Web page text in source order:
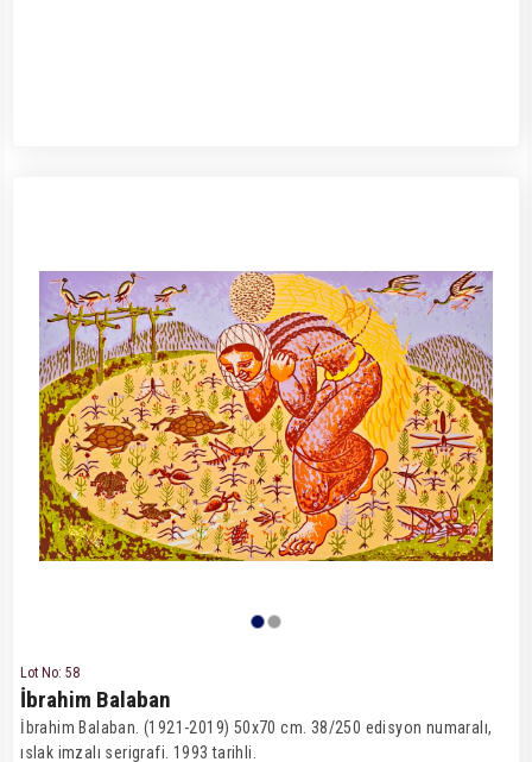
Lot No: 58
İbrahim Balaban
İbrahim Balaban. (1921-2019) 50x70 cm. 38/250 edisyon numaralı,
ıslak imzalı serigrafi. 1993 tarihli.